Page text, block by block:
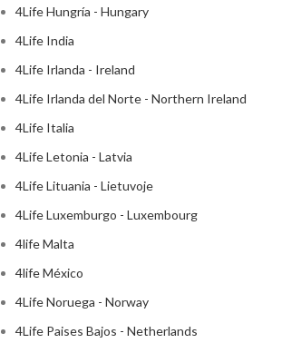
4Life Hungría - Hungary
4Life India
4Life Irlanda - Ireland
4Life Irlanda del Norte - Northern Ireland
4Life Italia
4Life Letonia - Latvia
4Life Lituania - Lietuvoje
4Life Luxemburgo - Luxembourg
4life Malta
4life México
4Life Noruega - Norway
4Life Paises Bajos - Netherlands